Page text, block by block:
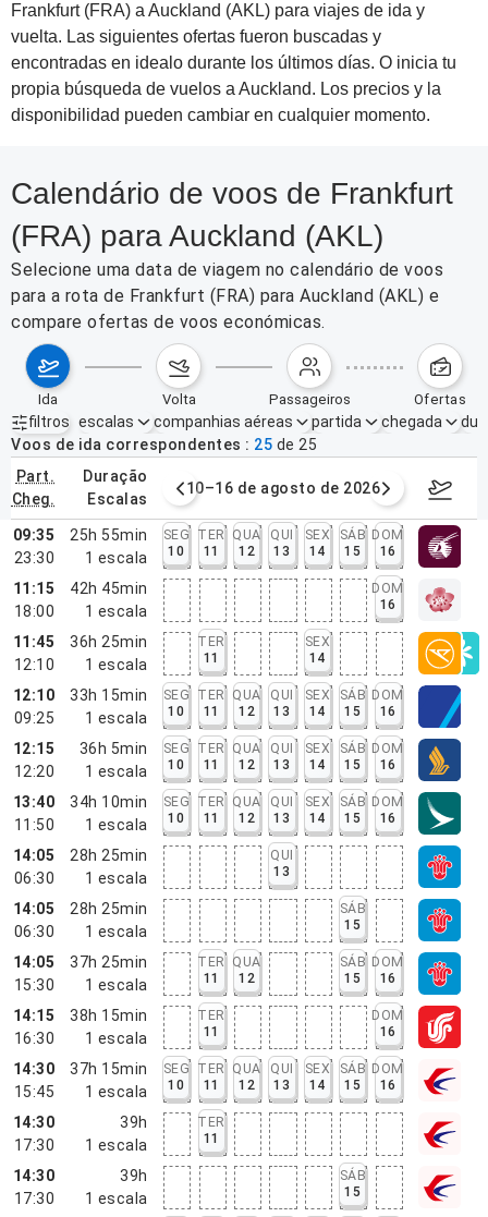
Frankfurt (FRA) a Auckland (AKL) para viajes de ida y
vuelta. Las siguientes ofertas fueron buscadas y
encontradas en idealo durante los últimos días. O inicia tu
propia búsqueda de vuelos a Auckland. Los precios y la
disponibilidad pueden cambiar en cualquier momento.
Calendário de voos de Frankfurt
(FRA) para Auckland (AKL)
Selecione uma data de viagem no calendário de voos
para a rota de Frankfurt (FRA) para Auckland (AKL) e
compare ofertas de voos económicas.
ida volta passageiros ofertas
filtros
Filtros ativos nenhum
escalas companhias aéreas partida chegada
Voos de ida correspondentes
25 de 25
part.
cheg.
duração
escalas
agosto de 2026 10–16 de agosto de 2026 17–23
09:35
23:30
25h 55min
1 escala
SEG
10
TER
11
QUA
12
QUI
13
SEX
14
SÁB
15
DOM
16
11:15
18:00
42h 45min
1 escala
DOM
16
11:45
12:10
36h 25min
1 escala
TER
11
SEX
14
12:10
09:25
33h 15min
1 escala
SEG
10
TER
11
QUA
12
QUI
13
SEX
14
SÁB
15
DOM
16
12:15
12:20
36h 5min
1 escala
SEG
10
TER
11
QUA
12
QUI
13
SEX
14
SÁB
15
DOM
16
13:40
11:50
34h 10min
1 escala
SEG
10
TER
11
QUA
12
QUI
13
SEX
14
SÁB
15
DOM
16
14:05
06:30
28h 25min
1 escala
QUI
13
14:05
06:30
28h 25min
1 escala
SÁB
15
14:05
15:30
37h 25min
1 escala
TER
11
QUA
12
SÁB
15
DOM
16
14:15
16:30
38h 15min
1 escala
TER
11
DOM
16
14:30
15:45
37h 15min
1 escala
SEG
10
TER
11
QUA
12
QUI
13
SEX
14
SÁB
15
DOM
16
14:30
17:30
39h
1 escala
TER
11
14:30
17:30
39h
1 escala
SÁB
15